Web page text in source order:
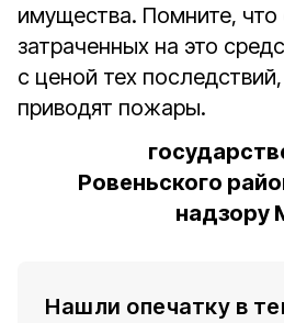
имущества. Помните,
затраченных на это
с ценой тех
приводят пожары.
Ровеньского
надзору
Нашли опечатку в